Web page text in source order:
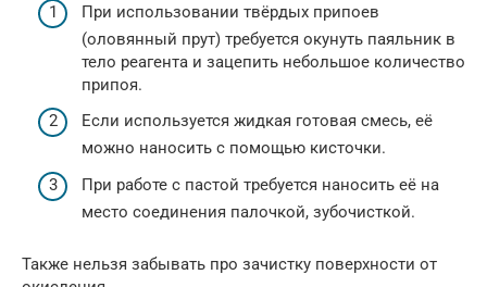
При использовании твёрдых припоев
(оловянный прут) требуется окунуть паяльник в
тело реагента и зацепить небольшое количество
припоя.
Если используется жидкая готовая смесь, её
можно наносить с помощью кисточки.
При работе с пастой требуется наносить её на
место соединения палочкой, зубочисткой.
Также нельзя забывать про зачистку поверхности от